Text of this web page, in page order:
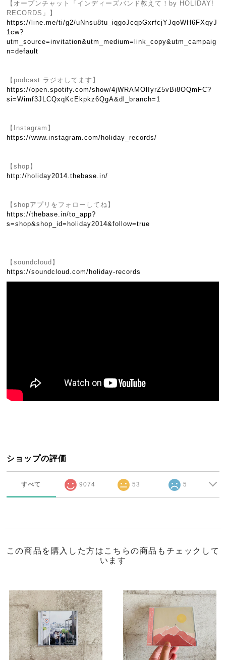
【オープンチャット「インディーズバンド教えて！by HOLIDAY!
RECORDS」】
https://line.me/ti/g2/uNnsu8tu_iqgoJcqpGxrfcjYJqoWH6FXqyJ
1cw?
utm_source=invitation&utm_medium=link_copy&utm_campaig
n=default
【podcast ラジオしてます】
https://open.spotify.com/show/4jWRAMOlIyrZ5vBi8OQmFC?
si=Wimf3JLCQxqKcEkpkz6QgA&dl_branch=1
【Instagram】
https://www.instagram.com/holiday_records/
【shop】
http://holiday2014.thebase.in/
【shopアプリをフォローしてね】
https://thebase.in/to_app?
s=shop&shop_id=holiday2014&follow=true
【soundcloud】
https://soundcloud.com/holiday-records
ショップの評価
すべて 9074 53 5
この商品を購入した方はこちらの商品もチェックして
います